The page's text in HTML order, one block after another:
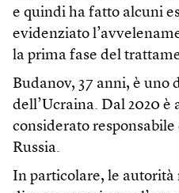
e quindi ha fatto alcuni
evidenziato
la prima fase del
Budanov, 37 anni, è
dell’Ucraina. Dal 2020 è
considerato
Russia.
In particolare, le autorità